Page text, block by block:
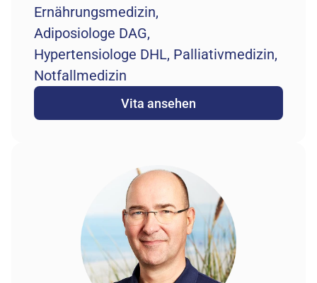
Ernährungsmedizin,
Adiposiologe DAG,
Hypertensiologe DHL, Palliativmedizin,
Notfallmedizin
Vita ansehen